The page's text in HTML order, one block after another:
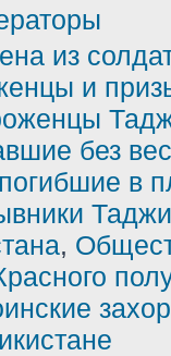
из
и
без
в
,